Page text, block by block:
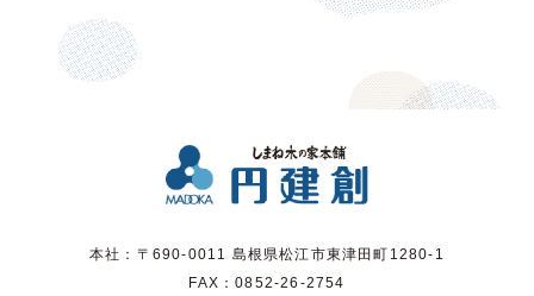
本社：〒690-0011 島根県松江市東津田町1280-1
FAX：0852-26-2754